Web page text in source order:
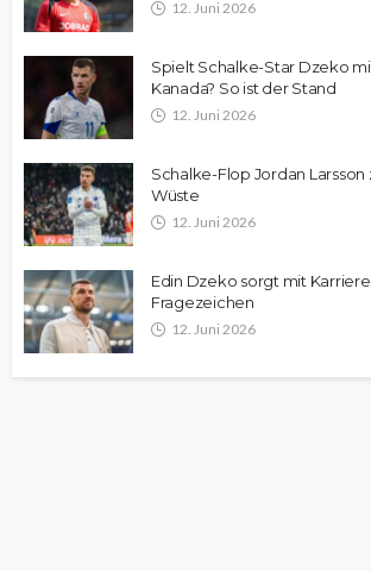
12. Juni 2026
Spielt Schalke-Star Dzeko
Kanada? So ist der Stand
12. Juni 2026
Schalke-Flop Jordan Larsson
Wüste
12. Juni 2026
Edin Dzeko sorgt mit
Fragezeichen
12. Juni 2026